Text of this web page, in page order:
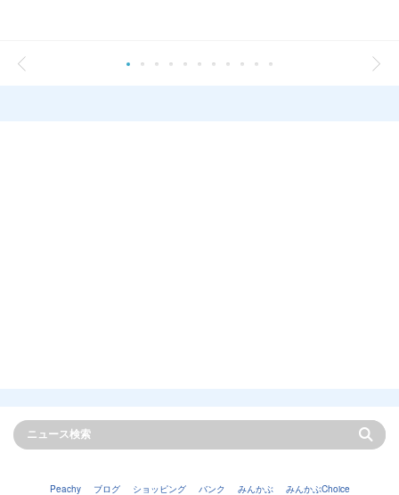
Peachy ブログ ショッピング バンク みんかぶ みんかぶChoice